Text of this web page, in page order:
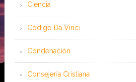
Ciencia
Código Da Vinci
Condenación
Consejería Cristiana